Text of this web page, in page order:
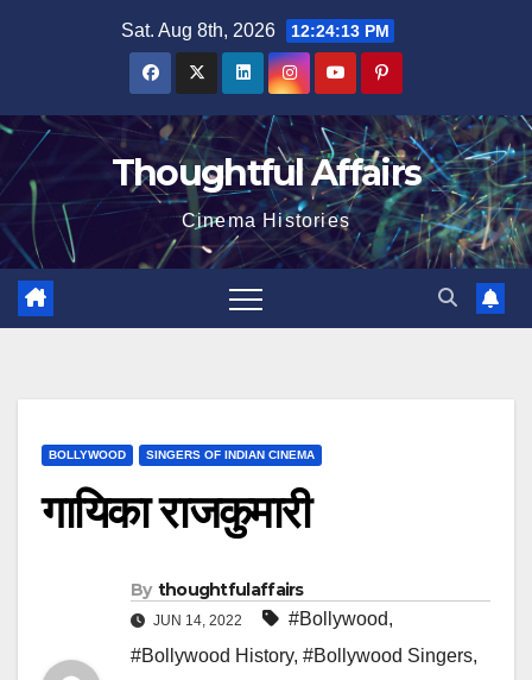
Sat. Aug 8th, 2026 12:24:14 PM
Thoughtful Affairs
Cinema Histories
BOLLYWOOD SINGERS OF INDIAN CINEMA
गायिका राजकुमारी
By thoughtfulaffairs
JUN 14, 2022 #Bollywood,
#Bollywood History, #Bollywood Singers,